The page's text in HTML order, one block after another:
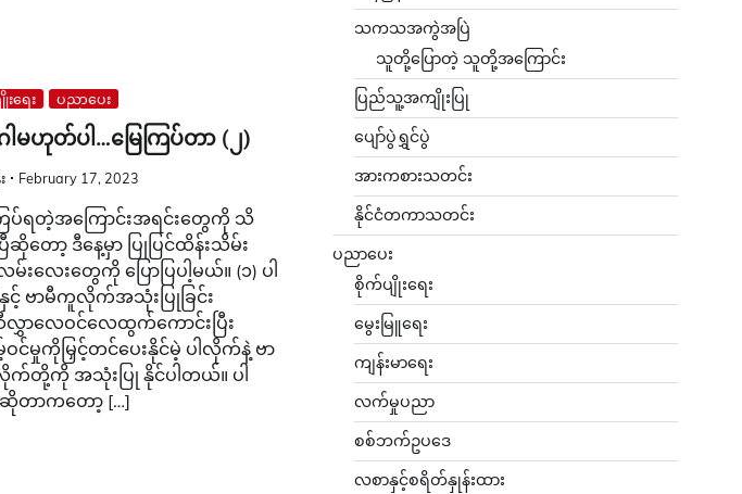
ရေး ပညာပေး
ါမဟုတ်ပါ…မြေကြပ်တာ (၂)
February 17, 2023
ြပ်ရတဲ့အကြောင်းအရင်းတွေကို သိ
ြီဆိုတော့ ဒီနေ့မှာ ပြုပြင်ထိန်းသိမ်း
းလေးတွေကို ပြောပြပါ့မယ်။ (၁) ပါ
ဗာမီကူလိုက်အသုံးပြုခြင်း
လွှာလေဝင်လေထွက်ကောင်းပြီး
ဝင်မှုကိုမြှင့်တင်ပေးနိုင်မဲ့ ပါလိုက်နဲ့ ဗာ
တို့ကို အသုံးပြု နိုင်ပါတယ်။ ပါ
တာကတော့ […]
သကသအကွဲအပြဲ
သူတို့ပြောတဲ့ သူတို့အကြောင်း
ပြည်သူ့အကျိုးပြု
ပျော်ပွဲရွှင်ပွဲ
အားကစားသတင်း
နိုင်ငံတကာသတင်း
ပညာပေး
စိုက်ပျိုးရေး
မွေးမြူရေး
ကျန်းမာရေး
လက်မှုပညာ
စစ်ဘက်ဥပဒေ
လစာနှင့်စရိတ်နှုန်းထား